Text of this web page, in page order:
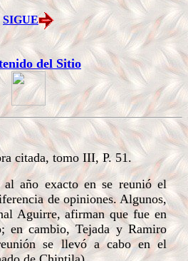
SIGUE
del Sitio
citada, tomo III, P. 51.
al año exacto en se reunió el
de opiniones. Algunos,
Aguirre, afirman que fue en
en cambio, Tejada y Ramiro
se llevó a cabo en el